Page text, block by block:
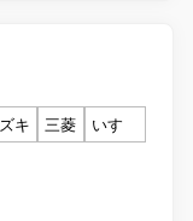
キ 三菱
いすゞ